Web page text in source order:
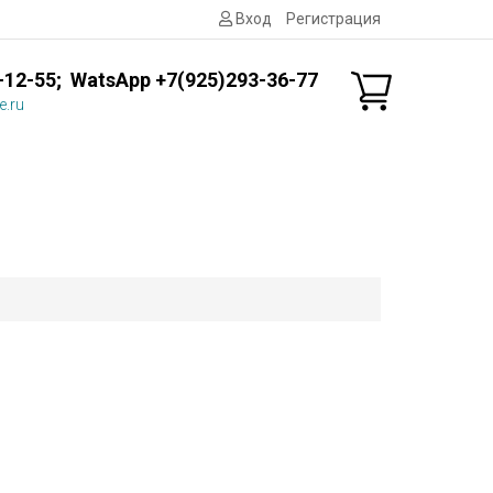
Вход Регистрация
55; WatsApp +7(925)293-36-77